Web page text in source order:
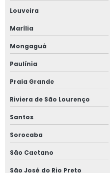
Louveira
Marília
Mongaguá
Paulínia
Praia Grande
Riviera de São Lourenço
Santos
Sorocaba
São Caetano
São José do Rio Preto